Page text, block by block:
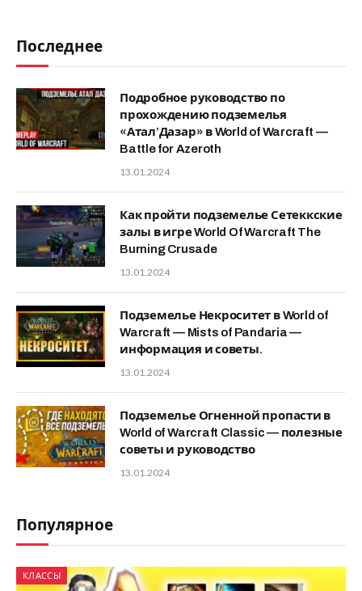
Последнее
Подробное руководство по
прохождению подземелья
«Атал’Дазар» в World of Warcraft —
Battle for Azeroth
13.01.2024
Как пройти подземелье Сетеккские
залы в игре World Of Warcraft The
Burning Crusade
13.01.2024
Подземелье Некроситет в World of
Warcraft — Mists of Pandaria —
информация и советы.
13.01.2024
Подземелье Огненной пропасти в
World of Warcraft Classic — полезные
советы и руководство
13.01.2024
Популярное
КЛАССЫ